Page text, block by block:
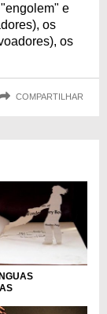
e
os
os
COMPARTILHAR